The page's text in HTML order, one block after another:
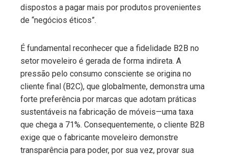
dispostos a pagar mais por produtos provenientes
de “negócios éticos”.
É fundamental reconhecer que a fidelidade B2B no
setor moveleiro é gerada de forma indireta. A
pressão pelo consumo consciente se origina no
cliente final (B2C), que globalmente, demonstra uma
forte preferência por marcas que adotam práticas
sustentáveis na fabricação de móveis—uma taxa
que chega a 71%. Consequentemente, o cliente B2B
exige que o fabricante moveleiro demonstre
transparência para poder, por sua vez, provar sua